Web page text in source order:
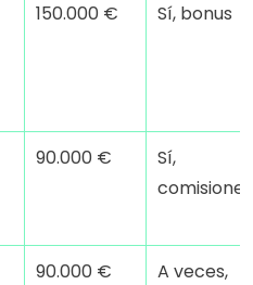
150.000 € Sí, bonus
90.000 €
Sí,
comisiones
90.000 €
A veces,